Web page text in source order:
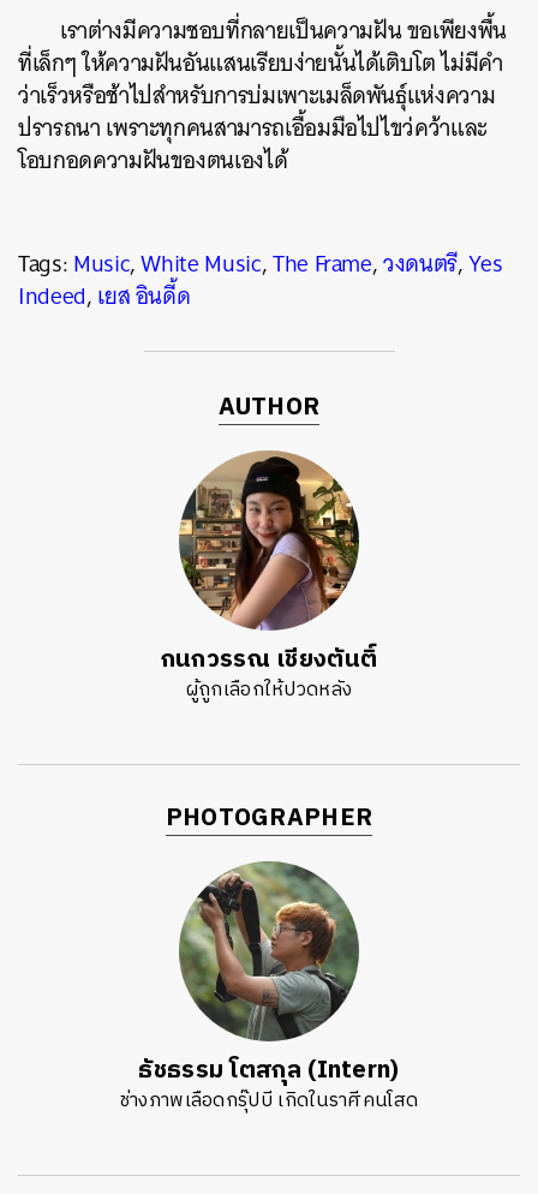
เราต่างมีความชอบที่กลายเป็นความฝัน ขอเพียงพื้น
ที่เล็กๆ ให้ความฝันอันแสนเรียบง่ายนั้นได้เติบโต ไม่มีคำ
ว่าเร็วหรือช้าไปสำหรับการบ่มเพาะเมล็ดพันธุ์แห่งความ
ปรารถนา เพราะทุกคนสามารถเอื้อมมือไปไขว่คว้าและ
โอบกอดความฝันของตนเองได้
Tags:Music,White Music,The Frame,วงดนตรี,Yes
Indeed,เยส อินดี้ด
AUTHOR
กนกวรรณ เชียงตันติ์
ผู้ถูกเลือกให้ปวดหลัง
PHOTOGRAPHER
ธัชธรรม โตสกุล (Intern)
ช่างภาพเลือดกรุ๊ปบี เกิดในราศีคนโสด